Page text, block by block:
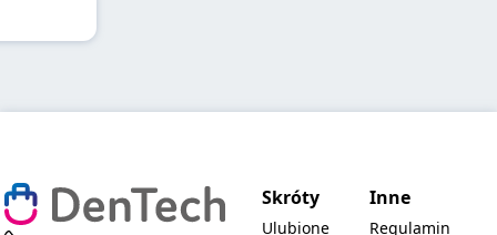
Skróty
Ulubione
Inne
Regulamin